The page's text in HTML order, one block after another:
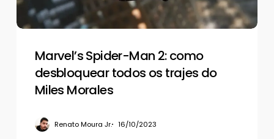
os
trajes
Miles
Morales
Marvel’s Spider-Man 2: como
desbloquear todos os trajes do
Miles Morales
Renato Moura Jr. 16/10/2023